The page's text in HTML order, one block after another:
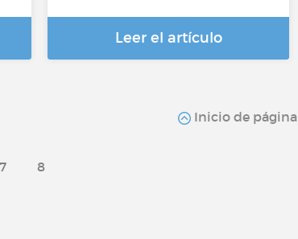
Leer el artículo
Inicio de página
7 8